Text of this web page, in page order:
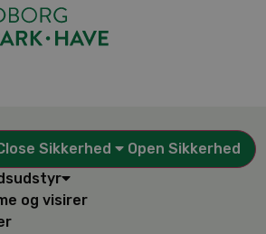
Sikkerhed
Open Sikkerhed
og visirer